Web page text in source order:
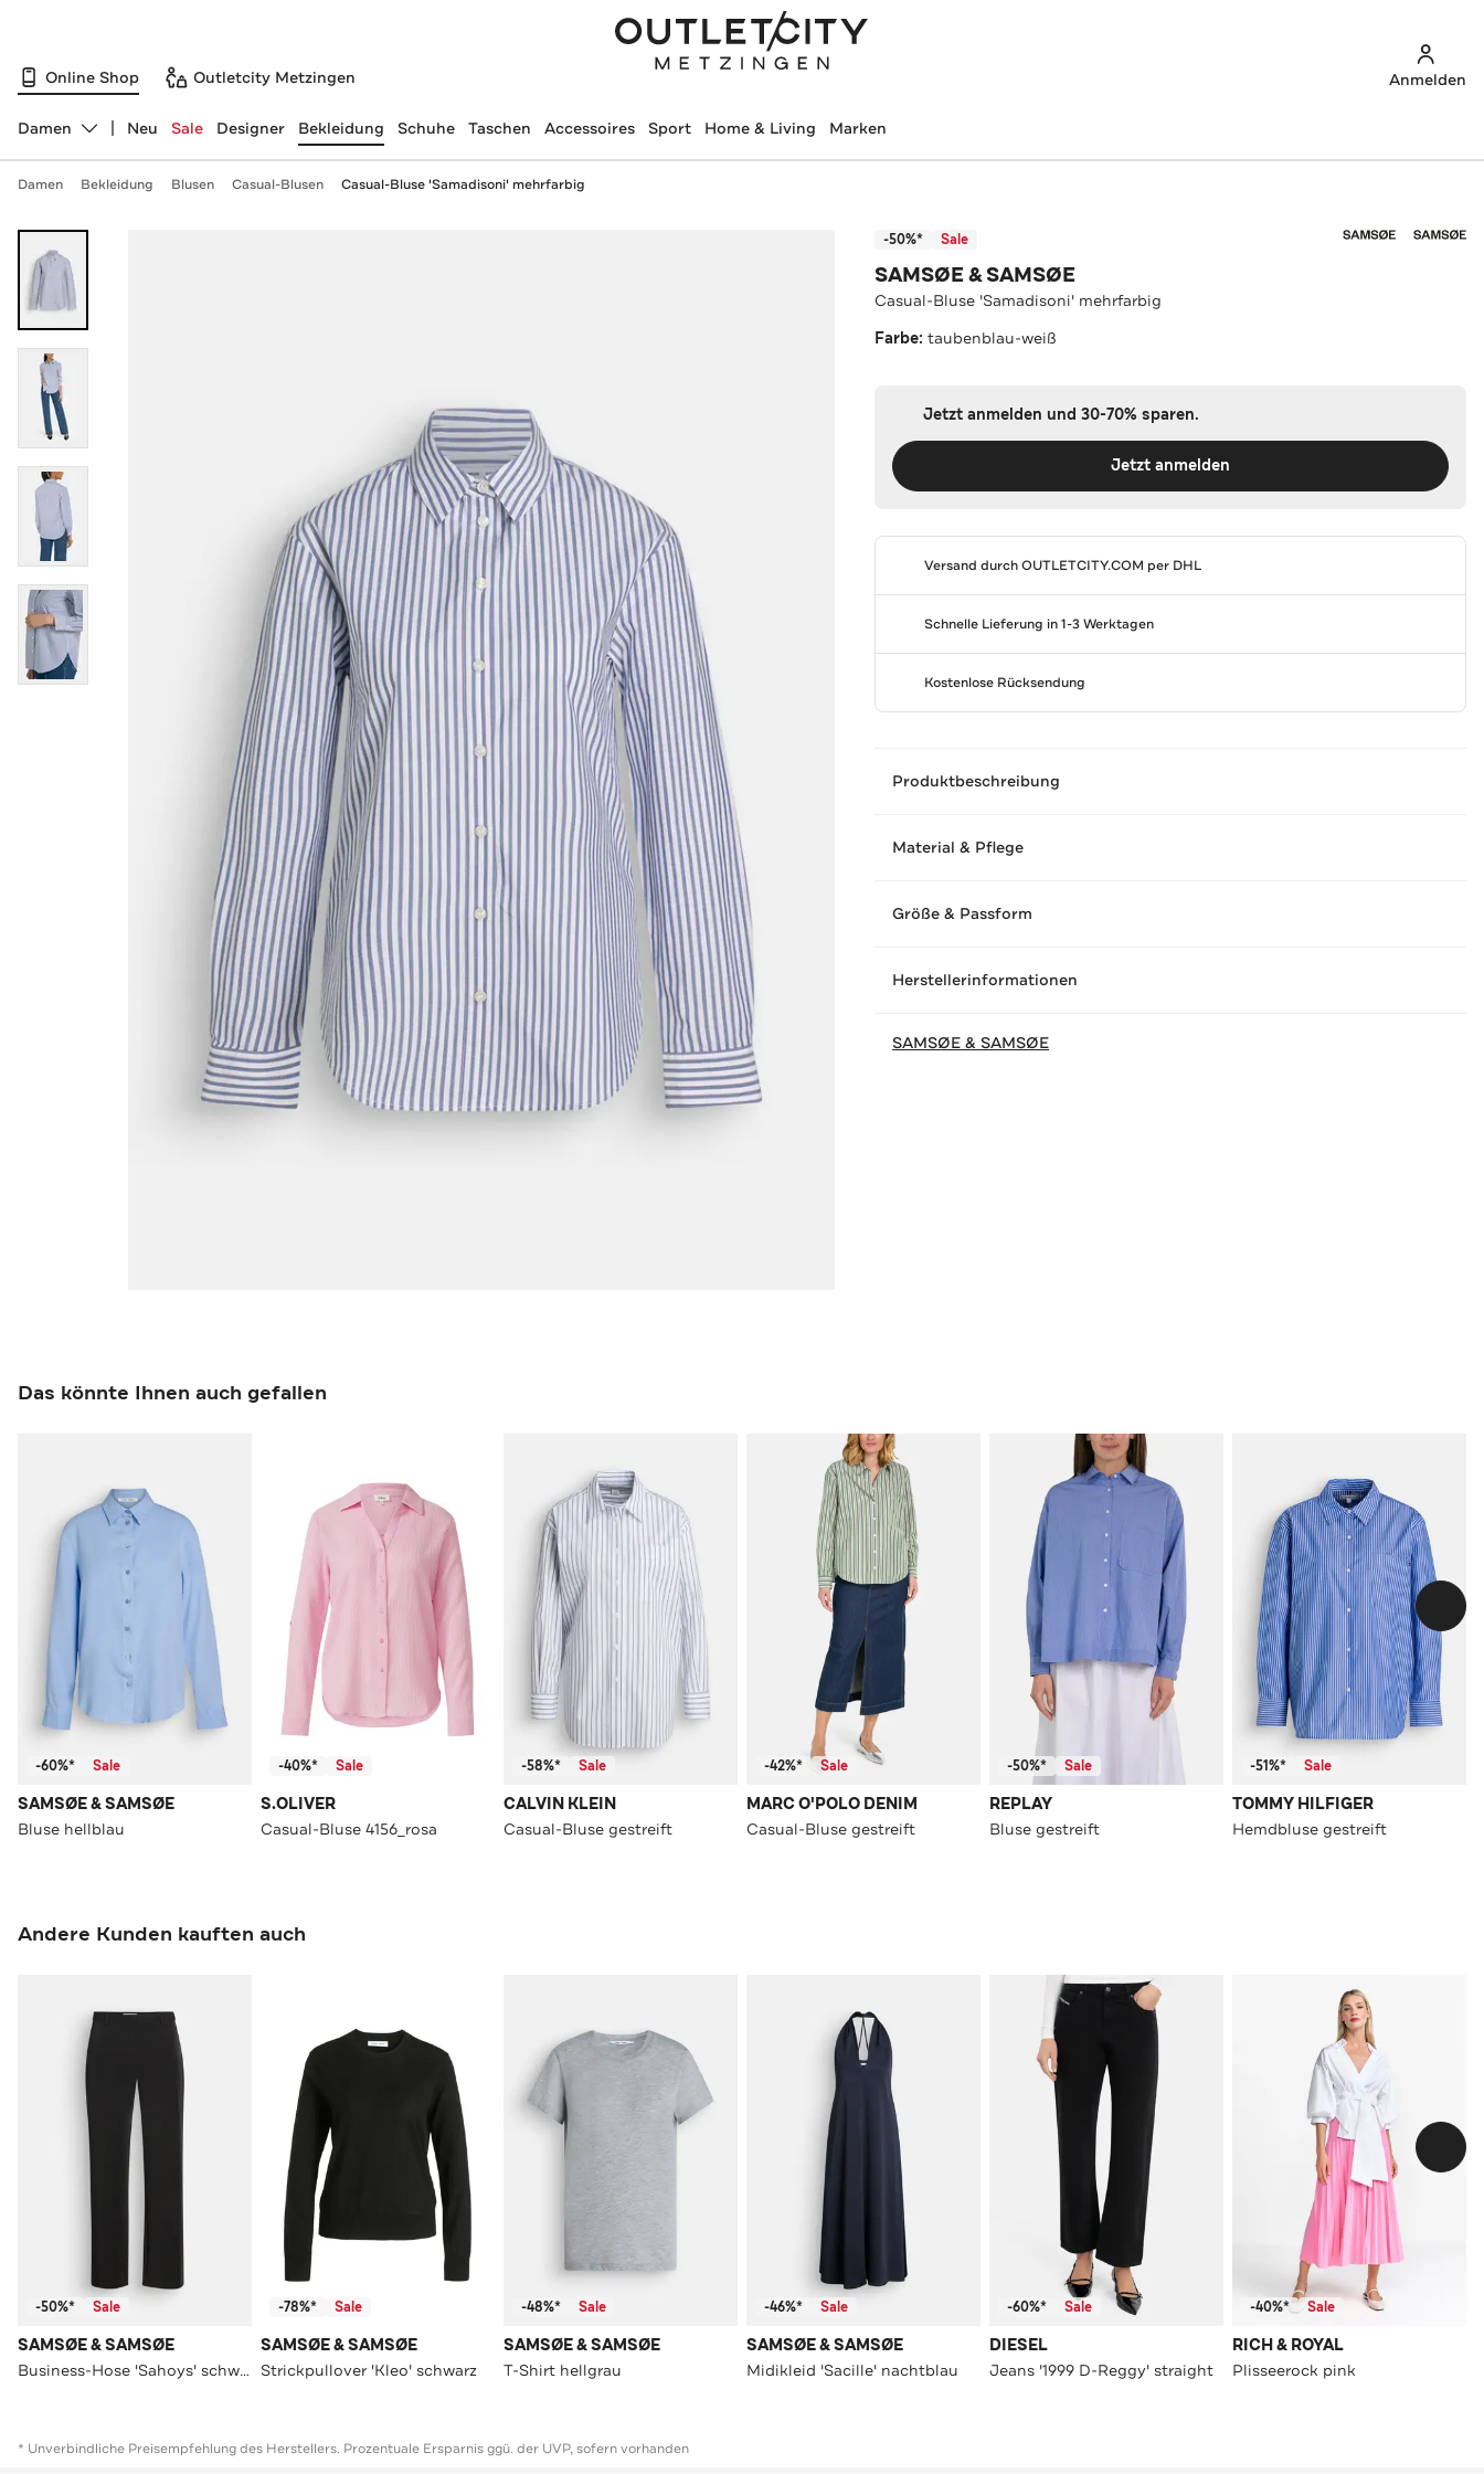
Online Shop Outletcity Metzingen Anmelden
Abteilung ändern, ausgewählt:
Damen Neu Sale Designer Bekleidung Schuhe Taschen Accessoires Sport Home & Living Marken
Damen Bekleidung Blusen Casual-Blusen Casual-Bluse 'Samadisoni' mehrfarbig
-50%* Sale
SAMSØE & SAMSØE
Casual-Bluse 'Samadisoni' mehrfarbig
Farbe:taubenblau-weiß
Jetzt anmelden und 30-70% sparen.
Jetzt anmelden
Versand durchOUTLETCITY.COM per DHL
Schnelle Lieferung in 1-3 Werktagen
Kostenlose Rücksendung
Produktbeschreibung
Material & Pflege
Größe & Passform
Herstellerinformationen
SAMSØE & SAMSØE
Das könnte Ihnen auch gefallen
-60%* Sale
SAMSØE & SAMSØE
Bluse hellblau
-40%* Sale
S.OLIVER
Casual-Bluse 4156_rosa
-58%* Sale
CALVIN KLEIN
Casual-Bluse gestreift
-42%* Sale
MARC O'POLO DENIM
Casual-Bluse gestreift
-50%* Sale
REPLAY
Bluse gestreift
-51%* Sale
TOMMY HILFIGER
Hemdbluse gestreift
Andere Kunden kauften auch
-50%* Sale
SAMSØE & SAMSØE
Business-Hose 'Sahoys' schwarz
-78%* Sale
SAMSØE & SAMSØE
Strickpullover 'Kleo' schwarz
-48%* Sale
SAMSØE & SAMSØE
T-Shirt hellgrau
-46%* Sale
SAMSØE & SAMSØE
Midikleid 'Sacille' nachtblau
-60%* Sale
DIESEL
Jeans '1999 D-Reggy' straight
-40%* Sale
RICH & ROYAL
Plisseerock pink
* Unverbindliche Preisempfehlung des Herstellers. Prozentuale Ersparnis ggü. der UVP, sofern vorhanden